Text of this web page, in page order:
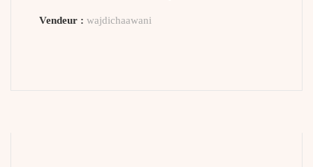
Vendeur : wajdichaawani